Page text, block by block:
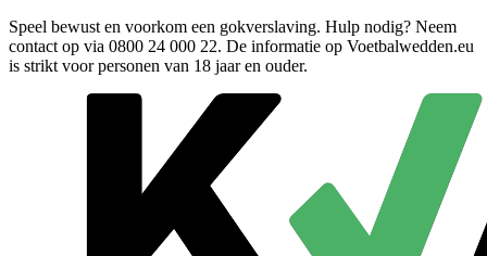
Speel bewust en voorkom een gokverslaving. Hulp nodig? Neem
contact op via 0800 24 000 22. De informatie op Voetbalwedden.eu
is strikt voor personen van 18 jaar en ouder.